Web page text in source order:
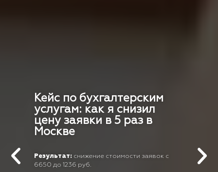
Кейс по бухгалтерским
услугам: как я снизил
цену заявки в 5 раз в
Москве
Результат: снижение стоимости заявок с
6650 до 1236 руб.